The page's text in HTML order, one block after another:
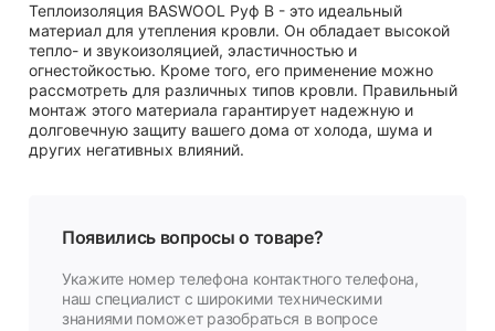
Теплоизоляция BASWOOL Руф В - это идеальный
материал для утепления кровли. Он обладает высокой
тепло- и звукоизоляцией, эластичностью и
огнестойкостью. Кроме того, его применение можно
рассмотреть для различных типов кровли. Правильный
монтаж этого материала гарантирует надежную и
долговечную защиту вашего дома от холода, шума и
других негативных влияний.
Появились вопросы о товаре?
Укажите номер телефона контактного телефона,
наш специалист с широкими техническими
знаниями поможет разобраться в вопросе